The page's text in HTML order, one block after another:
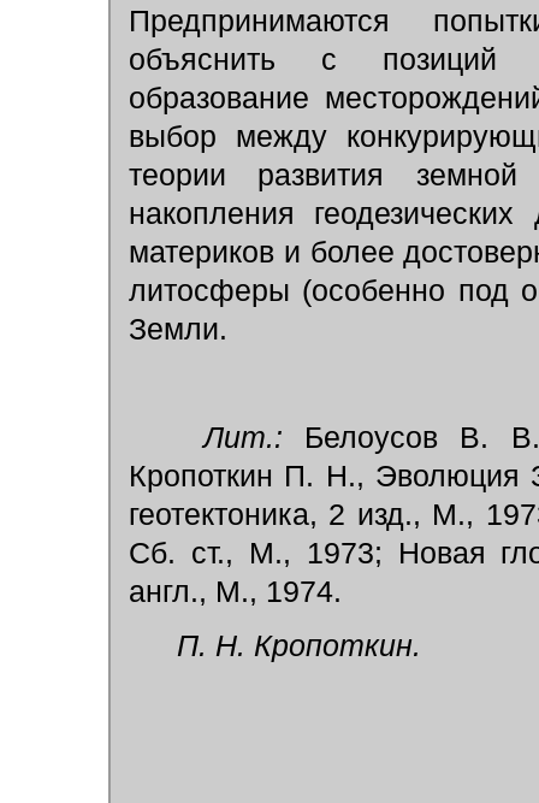
Предпринимаются
объяснить с позиций
образование
выбор между
теории развития
накопления
материков и более
литосферы (особенно под
Земли.
Лит.: Белоусов В.
Кропоткин П. Н.,
геотектоника, 2 изд., М.,
Сб. ст., М., 1973; Новая
англ., М., 1974.
П. Н. Кропоткин.